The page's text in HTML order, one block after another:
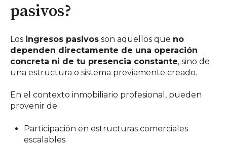
pasivos?
Los ingresos pasivos son aquellos que no
dependen directamente de una operación
concreta ni de tu presencia constante, sino de
una estructura o sistema previamente creado.
En el contexto inmobiliario profesional, pueden
provenir de:
Participación en estructuras comerciales
escalables